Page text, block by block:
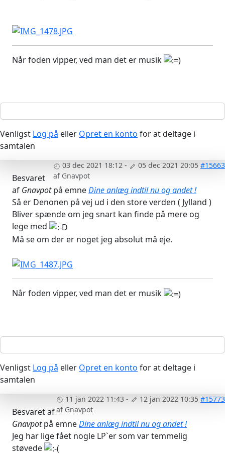
Når foden vipper, ved man det er musik
Venligst Log på eller Opret en konto for at deltage i
samtalen
03 dec 2021 18:12 - 05 dec 2021 20:05 #15663
af Gnavpot
Besvaret
af Gnavpotpå emneDine anlæg indtil nu og andet !
Så er Denonen på vej ud i den store verden ( Jylland )
Bliver spænde om jeg snart kan finde på mere og
lege med
Må se om der er noget jeg absolut må eje.
Når foden vipper, ved man det er musik
Venligst Log på eller Opret en konto for at deltage i
samtalen
11 jan 2022 11:43 - 12 jan 2022 10:35 #15773
af Gnavpot
Besvaret af
Gnavpotpå emneDine anlæg indtil nu og andet !
Jeg har lige fået nogle LP`er som var temmelig
støvede